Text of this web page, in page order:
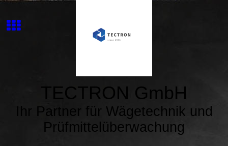
TECTRON GmbH
Ihr Partner für Wägetechnik und
Prüfmittelüberwachung